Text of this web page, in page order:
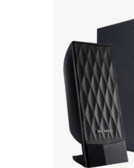
ADSL, Wan /
IP Telephony
Stereo systems
Server
UPS